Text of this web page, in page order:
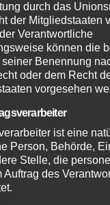
einfache
nicht
Platz
mit
und
durch das
der Mitgliedstaaten
Verantwortliche
können die
seiner Benennung
oder dem Recht
vorgesehen
ist eine
Person, Behörde,
Stelle, die
Auftrag des